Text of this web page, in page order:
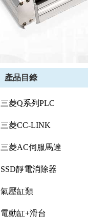
產品目錄
三菱Q系列PLC
三菱CC-LINK
三菱AC伺服馬達
SSD靜電消除器
氣壓缸類
電動缸+滑台